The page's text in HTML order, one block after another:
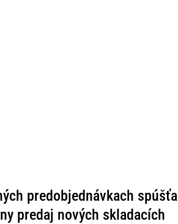
predobjednávkach spúšťa
predaj nových skladacích